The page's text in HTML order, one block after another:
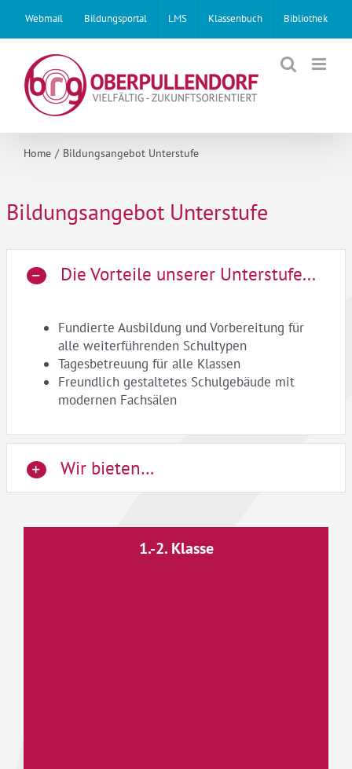
content
Webmail Bildungsportal LMS Klassenbuch Bibliothek
Home Bildungsangebot Unterstufe
Bildungsangebot Unterstufe
Die Vorteile unserer Unterstufe...
Fundierte Ausbildung und Vorbereitung für
alle weiterführenden Schultypen
Tagesbetreuung für alle Klassen
Freundlich gestaltetes Schulgebäude mit
modernen Fachsälen
Wir bieten…
1.-2. Klasse